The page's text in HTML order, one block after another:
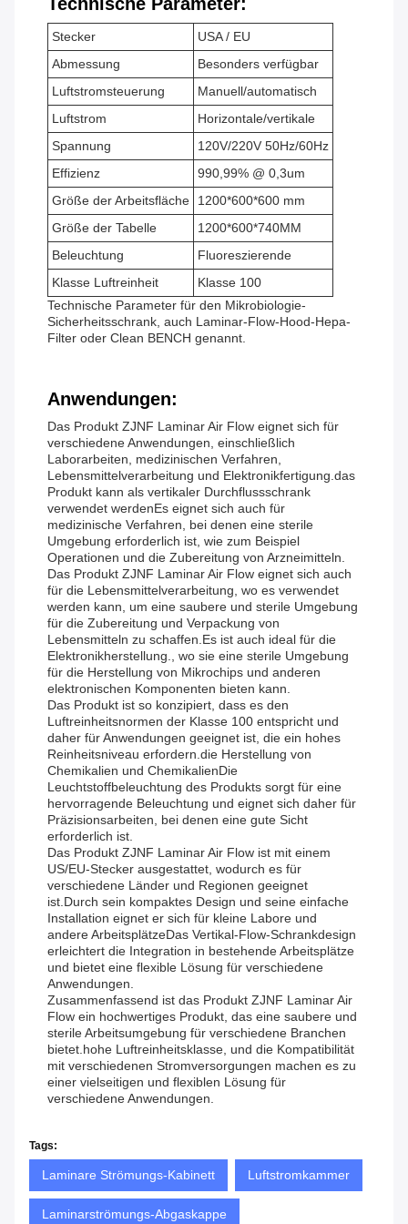
Technische Parameter:
Stecker
USA / EU
Abmessung
Besonders verfügbar
Luftstromsteuerung
Manuell/automatisch
Luftstrom
Horizontale/vertikale
Spannung
120V/220V 50Hz/60Hz
Effizienz
990,99% @ 0,3um
Größe der Arbeitsfläche
1200*600*600 mm
Größe der Tabelle
1200*600*740MM
Beleuchtung
Fluoreszierende
Klasse Luftreinheit
Klasse 100
Technische Parameter für den Mikrobiologie-
Sicherheitsschrank, auch Laminar-Flow-Hood-Hepa-
Filter oder Clean BENCH genannt.
Anwendungen:
Das Produkt ZJNF Laminar Air Flow eignet sich für
verschiedene Anwendungen, einschließlich
Laborarbeiten, medizinischen Verfahren,
Lebensmittelverarbeitung und Elektronikfertigung.das
Produkt kann als vertikaler Durchflussschrank
verwendet werdenEs eignet sich auch für
medizinische Verfahren, bei denen eine sterile
Umgebung erforderlich ist, wie zum Beispiel
Operationen und die Zubereitung von Arzneimitteln.
Das Produkt ZJNF Laminar Air Flow eignet sich auch
für die Lebensmittelverarbeitung, wo es verwendet
werden kann, um eine saubere und sterile Umgebung
für die Zubereitung und Verpackung von
Lebensmitteln zu schaffen.Es ist auch ideal für die
Elektronikherstellung., wo sie eine sterile Umgebung
für die Herstellung von Mikrochips und anderen
elektronischen Komponenten bieten kann.
Das Produkt ist so konzipiert, dass es den
Luftreinheitsnormen der Klasse 100 entspricht und
daher für Anwendungen geeignet ist, die ein hohes
Reinheitsniveau erfordern.die Herstellung von
Chemikalien und ChemikalienDie
Leuchtstoffbeleuchtung des Produkts sorgt für eine
hervorragende Beleuchtung und eignet sich daher für
Präzisionsarbeiten, bei denen eine gute Sicht
erforderlich ist.
Das Produkt ZJNF Laminar Air Flow ist mit einem
US/EU-Stecker ausgestattet, wodurch es für
verschiedene Länder und Regionen geeignet
ist.Durch sein kompaktes Design und seine einfache
Installation eignet er sich für kleine Labore und
andere ArbeitsplätzeDas Vertikal-Flow-Schrankdesign
erleichtert die Integration in bestehende Arbeitsplätze
und bietet eine flexible Lösung für verschiedene
Anwendungen.
Zusammenfassend ist das Produkt ZJNF Laminar Air
Flow ein hochwertiges Produkt, das eine saubere und
sterile Arbeitsumgebung für verschiedene Branchen
bietet.hohe Luftreinheitsklasse, und die Kompatibilität
mit verschiedenen Stromversorgungen machen es zu
einer vielseitigen und flexiblen Lösung für
verschiedene Anwendungen.
Tags:
Laminare Strömungs-Kabinett Luftstromkammer
Laminarströmungs-Abgaskappe